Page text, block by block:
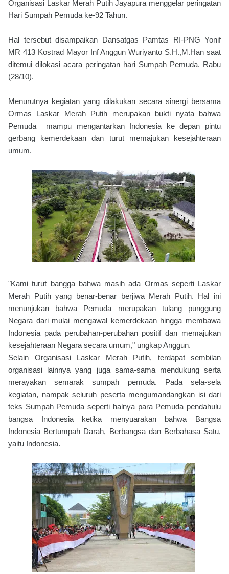
Organisasi Laskar Merah Putih Jayapura menggelar peringatan
Hari Sumpah Pemuda ke-92 Tahun.
Hal tersebut disampaikan Dansatgas Pamtas RI-PNG Yonif
MR 413 Kostrad Mayor Inf Anggun Wuriyanto S.H.,M.Han saat
ditemui dilokasi acara peringatan hari Sumpah Pemuda. Rabu
(28/10).
Menurutnya kegiatan yang dilakukan secara sinergi bersama
Ormas Laskar Merah Putih merupakan bukti nyata bahwa
Pemuda mampu mengantarkan Indonesia ke depan pintu
gerbang kemerdekaan dan turut memajukan kesejahteraan
umum.
"Kami turut bangga bahwa masih ada Ormas seperti Laskar
Merah Putih yang benar-benar berjiwa Merah Putih. Hal ini
menunjukan bahwa Pemuda merupakan tulang punggung
Negara dari mulai mengawal kemerdekaan hingga membawa
Indonesia pada perubahan-perubahan positif dan memajukan
kesejahteraan Negara secara umum," ungkap Anggun.
Selain Organisasi Laskar Merah Putih, terdapat sembilan
organisasi lainnya yang juga sama-sama mendukung serta
merayakan semarak sumpah pemuda. Pada sela-sela
kegiatan, nampak seluruh peserta mengumandangkan isi dari
teks Sumpah Pemuda seperti halnya para Pemuda pendahulu
bangsa Indonesia ketika menyuarakan bahwa Bangsa
Indonesia Bertumpah Darah, Berbangsa dan Berbahasa Satu,
yaitu Indonesia.